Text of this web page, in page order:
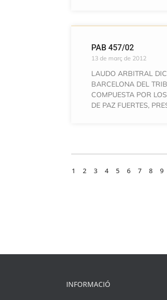
PAB 457/02
13 de març de 2012
LAUDO ARBITRAL
BARCELONA DEL
COMPUESTA POR
DE PAZ FUERTES,
1 2 3 4 5 6 7 8 9
INFORMACIÓ